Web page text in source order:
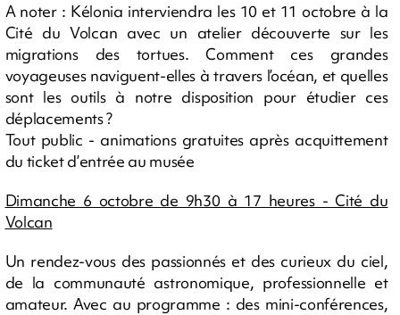
A noter : Kélonia interviendra les 10 et 11 octobre à la
Cité du Volcan avec un atelier découverte sur les
migrations des tortues. Comment ces grandes
voyageuses naviguent-elles à travers l’océan, et quelles
sont les outils à notre disposition pour étudier ces
déplacements ?
Tout public - animations gratuites après acquittement
du ticket d’entrée au musée
Dimanche 6 octobre de 9h30 à 17 heures - Cité du
Volcan
Un rendez-vous des passionnés et des curieux du ciel,
de la communauté astronomique, professionnelle et
amateur. Avec au programme : des mini-conférences,